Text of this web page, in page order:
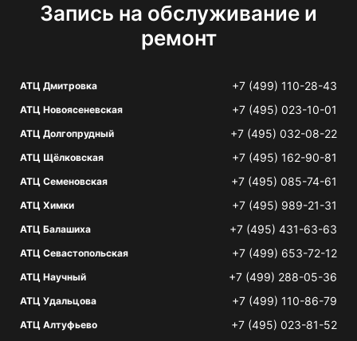
Запись на обслуживание и
ремонт
АТЦ Дмитровка +7 (499) 110-28-43
АТЦ Новоясеневская +7 (495) 023-10-01
АТЦ Долгопрудный +7 (495) 032-08-22
АТЦ Щёлковская +7 (495) 162-90-81
АТЦ Семеновская +7 (495) 085-74-61
АТЦ Химки +7 (495) 989-21-31
АТЦ Балашиха +7 (495) 431-63-63
АТЦ Севастопольская +7 (499) 653-72-12
АТЦ Научный +7 (499) 288-05-36
АТЦ Удальцова +7 (499) 110-86-79
АТЦ Алтуфьево +7 (495) 023-81-52